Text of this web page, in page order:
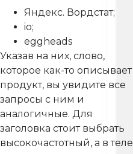
Яндекс. Вордстат;
io;
eggheads
Указав на них, слово,
которое как-то описывает
продукт, вы увидите все
запросы с ним и
аналогичные. Для
заголовка стоит выбрать
высокочастотный, а в теле